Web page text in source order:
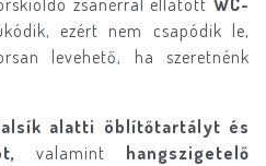
ezért nem csapódik le,
levehető, ha szeretnénk
alatti öblítőtartályt és
valamint hangszigetelő